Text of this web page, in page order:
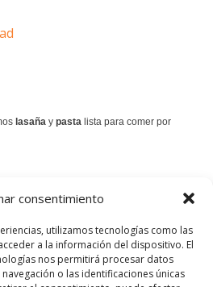
consentimiento
utilizamos tecnologías como las
a la información del dispositivo. El
nos permitirá procesar datos
o las identificaciones únicas
lasaña y pasta lista para comer por
Just eat